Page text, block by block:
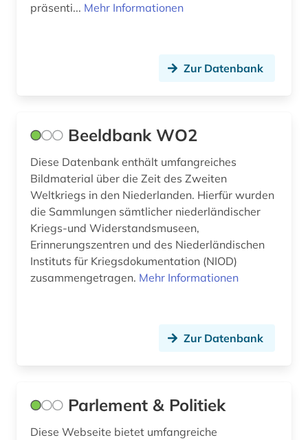
präsenti... Mehr Informationen
Zur Datenbank
Beeldbank WO2
Diese Datenbank enthält umfangreiches
Bildmaterial über die Zeit des Zweiten
Weltkriegs in den Niederlanden. Hierfür wurden
die Sammlungen sämtlicher niederländischer
Kriegs-und Widerstandsmuseen,
Erinnerungszentren und des Niederländischen
Instituts für Kriegsdokumentation (NIOD)
zusammengetragen. Mehr Informationen
Zur Datenbank
Parlement & Politiek
Diese Webseite bietet umfangreiche